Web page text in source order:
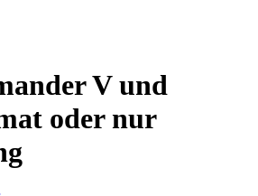
V und
oder nur